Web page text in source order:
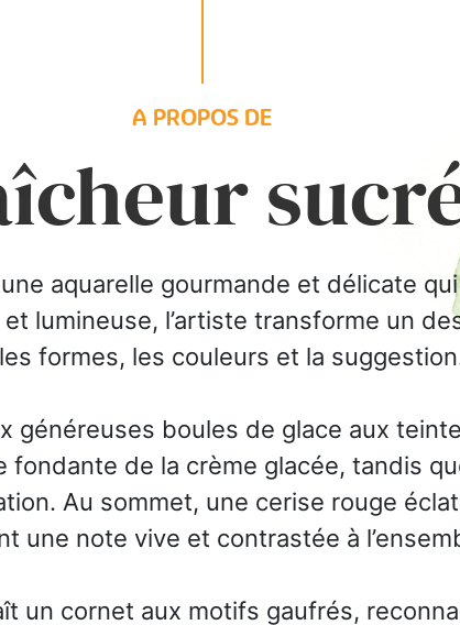
A PROPOS DE
aquarelle gourmande et délicate
lumineuse, l’artiste transforme un
formes, les couleurs et la
généreuses boules de glace aux
de la crème glacée, tandis
Au sommet, une cerise rouge
une note vive et contrastée à
un cornet aux motifs gaufrés,